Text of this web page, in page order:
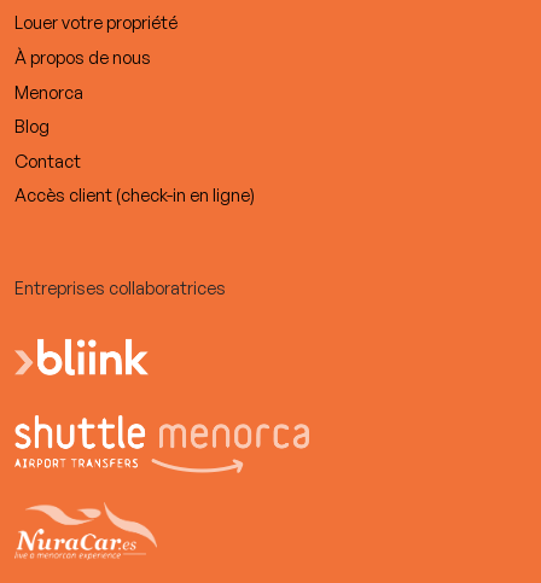
Louer votre propriété
À propos de nous
Menorca
Blog
Contact
Accès client (check-in en ligne)
Entreprises collaboratrices